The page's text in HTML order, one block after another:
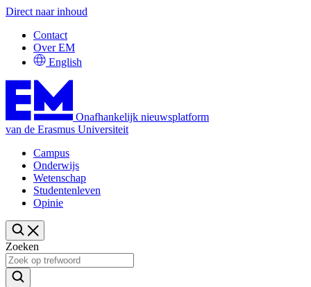
Direct naar inhoud
Contact
Over EM
English
Onafhankelijk nieuwsplatform
van de Erasmus Universiteit
Campus
Onderwijs
Wetenschap
Studentenleven
Opinie
Zoeken